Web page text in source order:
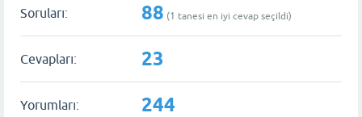
Soruları: 88 (1 tanesi en iyi cevap seçildi)
Cevapları: 23
Yorumları: 244